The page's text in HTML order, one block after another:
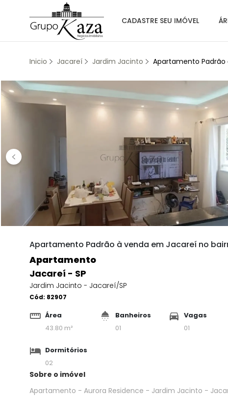
CADASTRE SEU IMÓVEL
Inicio Jacareí Jardim Jacinto Apartamento
Apartamento Padrão à venda em Jacareí no
Apartamento
Jacareí - SP
Jardim Jacinto - Jacareí/SP
Cód: 82907
Área
43.80 m²
Banheiros
01
Vagas
01
Dormitórios
02
Sobre o imóvel
Apartamento - Aurora Residence - Jardim Jacinto -